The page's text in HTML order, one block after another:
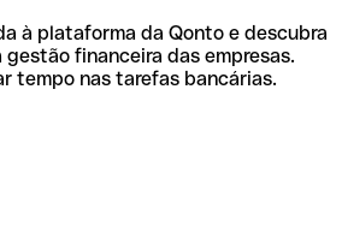
à plataforma da Qonto e descubra
financeira das empresas.
tempo nas tarefas bancárias.